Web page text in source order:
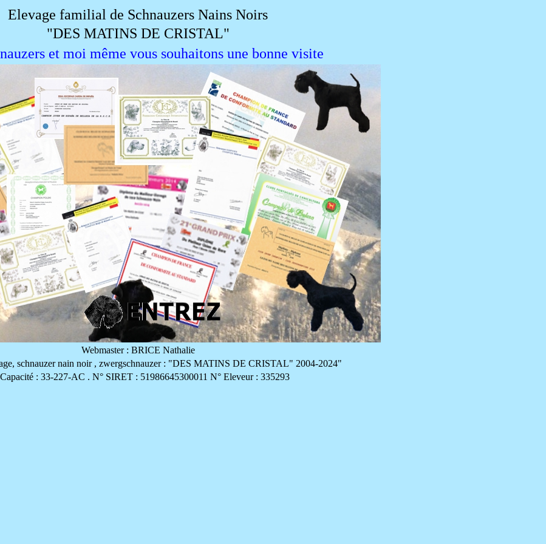
Elevage familial de Schnauzers Nains Noirs
"DES MATINS DE CRISTAL"
et moi même vous souhaitons une bonne visite
Webmaster : BRICE Nathalie
schnauzer nain noir , zwergschnauzer : "DES MATINS DE CRISTAL" 2004-2024"
: 33-227-AC . N° SIRET : 51986645300011 N° Eleveur : 335293